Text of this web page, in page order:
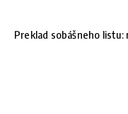
Preklad sobášneho